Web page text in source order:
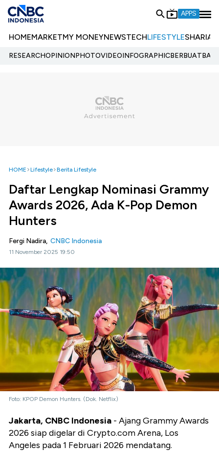
APPS
HOMEMARKETMY MONEYNEWSTECHLIFESTYLESHARIA
RESEARCHOPINIONPHOTOVIDEOINFOGRAPHIC
HOME Lifestyle Berita Lifestyle
Daftar Lengkap Nominasi Grammy
Awards 2026, Ada K-Pop Demon
Hunters
Fergi Nadira, CNBC Indonesia
11 November 2025 19:50
Foto: KPOP Demon Hunters. (Dok. Netflix)
Jakarta, CNBC Indonesia - Ajang Grammy Awards
2026 siap digelar di Crypto.com Arena, Los
Angeles pada 1 Februari 2026 mendatang.